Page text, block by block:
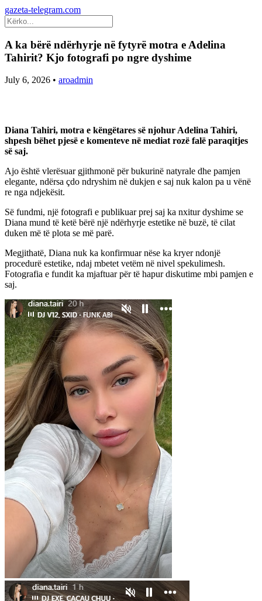
gazeta-telegram.com
A ka bërë ndërhyrje në fytyrë motra e Adelina
Tahirit? Kjo fotografi po ngre dyshime
July 6, 2026 • aroadmin
Diana Tahiri, motra e këngëtares së njohur Adelina Tahiri,
shpesh bëhet pjesë e komenteve në mediat rozë falë paraqitjes
së saj.
Ajo është vlerësuar gjithmonë për bukurinë natyrale dhe pamjen
elegante, ndërsa çdo ndryshim në dukjen e saj nuk kalon pa u vënë
re nga ndjekësit.
Së fundmi, një fotografi e publikuar prej saj ka nxitur dyshime se
Diana mund të ketë bërë një ndërhyrje estetike në buzë, të cilat
duken më të plota se më parë.
Megjithatë, Diana nuk ka konfirmuar nëse ka kryer ndonjë
procedurë estetike, ndaj mbetet vetëm në nivel spekulimesh.
Fotografia e fundit ka mjaftuar për të hapur diskutime mbi pamjen e
saj.